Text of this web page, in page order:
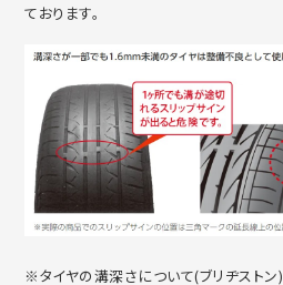
ております。
※タイヤの溝深さについて(ブリヂストン)